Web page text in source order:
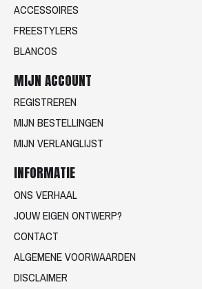
ACCESSOIRES
FREESTYLERS
BLANCOS
MIJN ACCOUNT
REGISTREREN
MIJN BESTELLINGEN
MIJN VERLANGLIJST
INFORMATIE
ONS VERHAAL
JOUW EIGEN ONTWERP?
CONTACT
ALGEMENE VOORWAARDEN
DISCLAIMER